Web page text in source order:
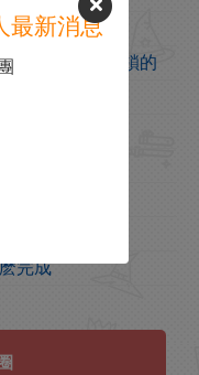
開啟是怎麽解鎖的
解鎖方法分享
析怎麽做
麽解鎖的
麽解鎖的
完成
最新消息